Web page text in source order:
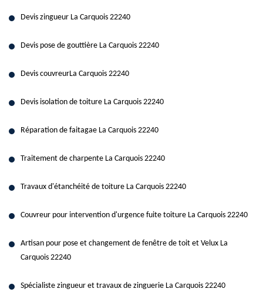
Devis zingueur La Carquois 22240
Devis pose de gouttière La Carquois 22240
Devis couvreurLa Carquois 22240
Devis isolation de toiture La Carquois 22240
Réparation de faitagae La Carquois 22240
Traitement de charpente La Carquois 22240
Travaux d'étanchéité de toiture La Carquois 22240
Couvreur pour intervention d'urgence fuite toiture La Carquois 22240
Artisan pour pose et changement de fenêtre de toit et Velux La
Carquois 22240
Spécialiste zingueur et travaux de zinguerie La Carquois 22240